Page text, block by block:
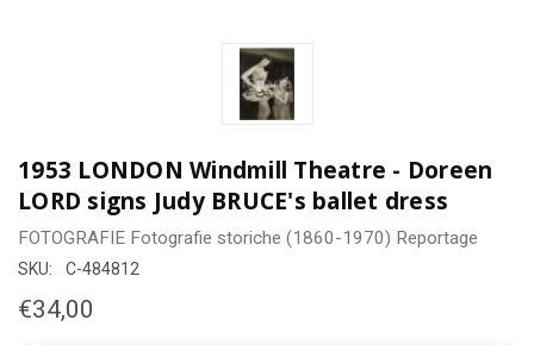
1953 LONDON Windmill Theatre - Doreen
LORD signs Judy BRUCE's ballet dress
FOTOGRAFIE Fotografie storiche (1860-1970) Reportage
SKU: C-484812
€34,00